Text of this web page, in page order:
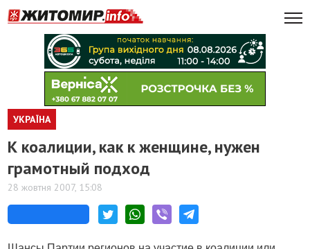
УКРАЇНА
К коалиции, как к женщине, нужен
грамотный подход
28 жовтня 2007, 15:08